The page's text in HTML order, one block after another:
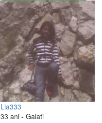
Lia333
33 ani - Galati